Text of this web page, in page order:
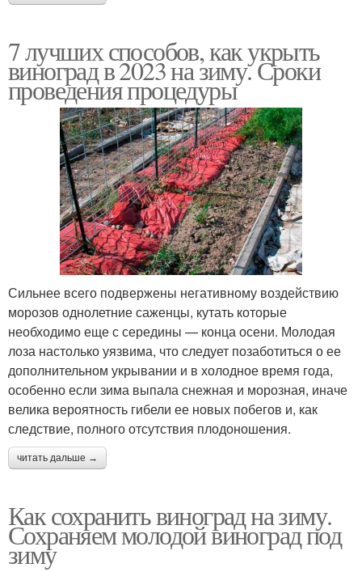
7 лучших способов, как укрыть
виноград в 2023 на зиму. Сроки
проведения процедуры
Сильнее всего подвержены негативному воздействию
морозов однолетние саженцы, кутать которые
необходимо еще с середины — конца осени. Молодая
лоза настолько уязвима, что следует позаботиться о ее
дополнительном укрывании и в холодное время года,
особенно если зима выпала снежная и морозная, иначе
велика вероятность гибели ее новых побегов и, как
следствие, полного отсутствия плодоношения.
читать дальше →
Как сохранить виноград на зиму.
Сохраняем молодой виноград под
зиму